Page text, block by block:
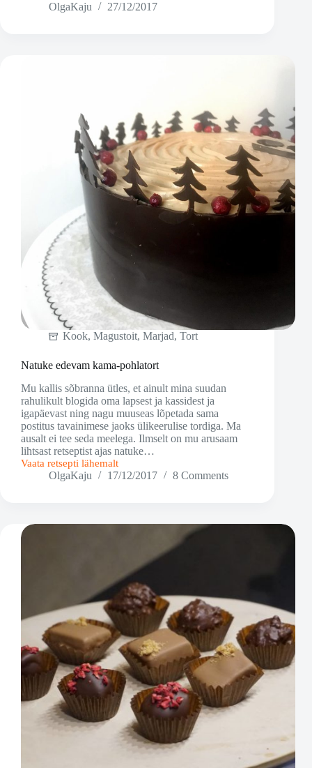
OlgaKaju 27/12/2017
Kook, Magustoit, Marjad, Tort
Natuke edevam kama-pohlatort
Mu kallis sõbranna ütles, et ainult mina suudan
rahulikult blogida oma lapsest ja kassidest ja
igapäevast ning nagu muuseas lõpetada sama
postitus tavainimese jaoks ülikeerulise tordiga. Ma
ausalt ei tee seda meelega. Ilmselt on mu arusaam
lihtsast retseptist ajas natuke…
Vaata retsepti lähemalt
Natuke
edevamOlgaKaju 17/12/2017 8 Comments